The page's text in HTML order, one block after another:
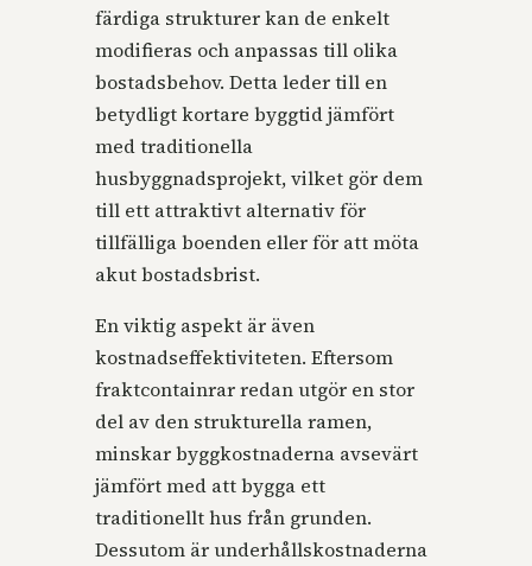
färdiga strukturer kan de enkelt
modifieras och anpassas till olika
bostadsbehov. Detta leder till en
betydligt kortare byggtid jämfört
med traditionella
husbyggnadsprojekt, vilket gör dem
till ett attraktivt alternativ för
tillfälliga boenden eller för att möta
akut bostadsbrist.
En viktig aspekt är även
kostnadseffektiviteten. Eftersom
fraktcontainrar redan utgör en stor
del av den strukturella ramen,
minskar byggkostnaderna avsevärt
jämfört med att bygga ett
traditionellt hus från grunden.
Dessutom är underhållskostnaderna